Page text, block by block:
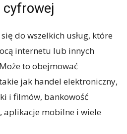
cyfrowej
do wszelkich usług, które
internetu lub innych
to obejmować
jak handel elektroniczny,
i filmów, bankowość
aplikacje mobilne i wiele